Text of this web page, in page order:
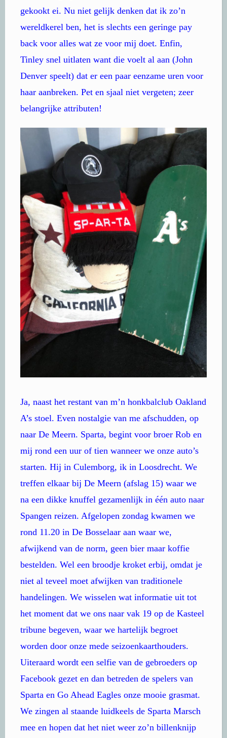
gekookt ei. Nu niet gelijk denken dat ik zo’n
wereldkerel ben, het is slechts een geringe pay
back voor alles wat ze voor mij doet. Enfin,
Tinley snel uitlaten want die voelt al aan (John
Denver speelt) dat er een paar eenzame uren voor
haar aanbreken. Pet en sjaal niet vergeten; zeer
belangrijke attributen!
Ja, naast het restant van m’n honkbalclub Oakland
A’s stoel. Even nostalgie van me afschudden, op
naar De Meern. Sparta, begint voor broer Rob en
mij rond een uur of tien wanneer we onze auto’s
starten. Hij in Culemborg, ik in Loosdrecht. We
treffen elkaar bij De Meern (afslag 15) waar we
na een dikke knuffel gezamenlijk in één auto naar
Spangen reizen. Afgelopen zondag kwamen we
rond 11.20 in De Bosselaar aan waar we,
afwijkend van de norm, geen bier maar koffie
bestelden. Wel een broodje kroket erbij, omdat je
niet al teveel moet afwijken van traditionele
handelingen. We wisselen wat informatie uit tot
het moment dat we ons naar vak 19 op de Kasteel
tribune begeven, waar we hartelijk begroet
worden door onze mede seizoenkaarthouders.
Uiteraard wordt een selfie van de gebroeders op
Facebook gezet en dan betreden de spelers van
Sparta en Go Ahead Eagles onze mooie grasmat.
We zingen al staande luidkeels de Sparta Marsch
mee en hopen dat het niet weer zo’n billenknijp